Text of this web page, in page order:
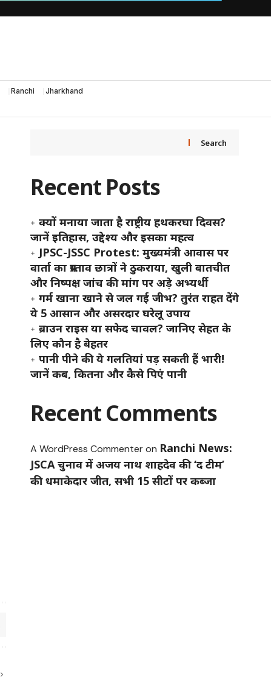
Ranchi Jharkhand
Search
Recent Posts
क्यों मनाया जाता है राष्ट्रीय हथकरघा दिवस?
जानें इतिहास, उद्देश्य और इसका महत्व
JPSC-JSSC Protest: मुख्यमंत्री आवास पर
वार्ता का प्रस्ताव छात्रों ने ठुकराया, खुली बातचीत
और निष्पक्ष जांच की मांग पर अड़े अभ्यर्थी
गर्म खाना खाने से जल गई जीभ? तुरंत राहत देंगे
ये 5 आसान और असरदार घरेलू उपाय
ब्राउन राइस या सफेद चावल? जानिए सेहत के
लिए कौन है बेहतर
पानी पीने की ये गलतियां पड़ सकती हैं भारी!
जानें कब, कितना और कैसे पिएं पानी
Recent Comments
A WordPress Commenteron Ranchi News:
JSCA चुनाव में अजय नाथ शाहदेव की ‘द टीम’
की धमाकेदार जीत, सभी 15 सीटों पर कब्जा